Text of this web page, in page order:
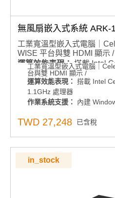
無風扇嵌入式系統 ARK-
工業寬溫型嵌入式電腦｜
WISE 平台與雙 HDMI 顯示 /
運算效能表現：搭載 Intel
1.1GHz 處理器
作業系統支援：內建
多元連接能力：1 x 全尺寸
彈性安裝與部署：DIN 導軌
記憶體支援：內建 I 級 4G
儲存擴充彈性：
顯示輸出：支援雙 HDMI 顯
工業寬溫型嵌入式電腦｜
台與雙 HDMI 顯示 /
運算效能表現： 搭載 Intel
1.1GHz 處理器
作業系統支援：
內建
2230 無線模組
記憶體支援：內建 I 級 4G
儲存擴充彈性：
支援 WISE-
TWD 27,248 已含稅
in_stock